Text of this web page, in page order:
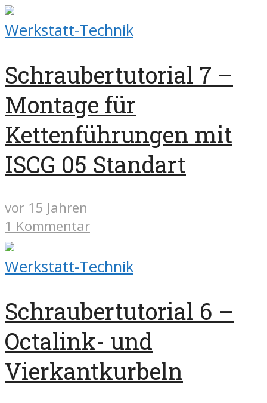
Werkstatt-Technik
Schraubertutorial 7 –
Montage für
Kettenführungen mit
ISCG 05 Standart
vor 15 Jahren
1 Kommentar
Werkstatt-Technik
Schraubertutorial 6 –
Octalink- und
Vierkantkurbeln